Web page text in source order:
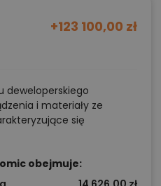
+123 100,00 zł
deweloperskiego
i materiały ze
się
obejmuje: